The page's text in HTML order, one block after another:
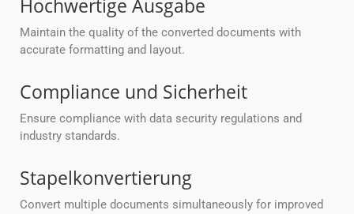
Hochwertige Ausgabe
Maintain the quality of the converted documents with
accurate formatting and layout.
Compliance und Sicherheit
Ensure compliance with data security regulations and
industry standards.
Stapelkonvertierung
Convert multiple documents simultaneously for improved